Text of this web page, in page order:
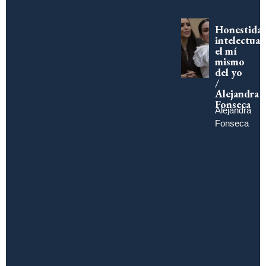
intelectual:
el mí
mismo
del yo
/
Alejandra
Fonseca
Alejandra
Fonseca